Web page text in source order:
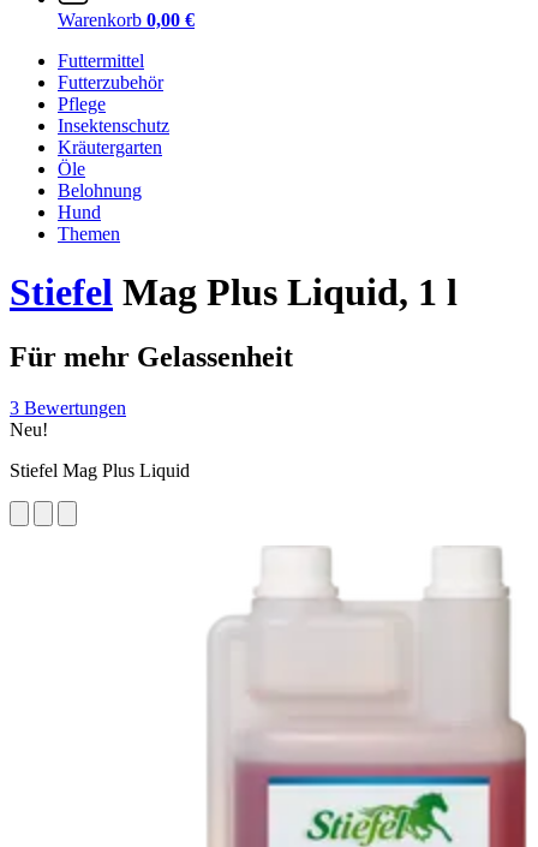
Warenkorb 0,00 €
Futtermittel
Futterzubehör
Pflege
Insektenschutz
Kräutergarten
Öle
Belohnung
Hund
Themen
Stiefel Mag Plus Liquid, 1 l
Für mehr Gelassenheit
3 Bewertungen
Neu!
Stiefel Mag Plus Liquid